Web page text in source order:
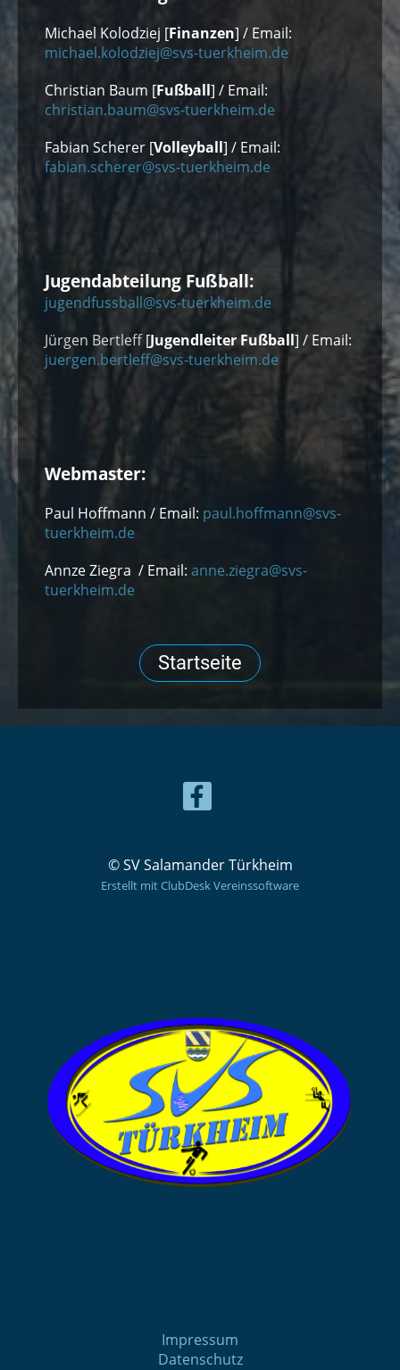
Michael Kolodziej [Finanzen] / Email:
michael.kolodziej@svs-tuerkheim.de
Christian Baum [Fußball] / Email:
christian.baum@svs-tuerkheim.de
Fabian Scherer [Volleyball] / Email:
fabian.scherer@svs-tuerkheim.de
Jugendabteilung Fußball:
jugendfussball@svs-tuerkheim.de
Jürgen Bertleff[Jugendleiter Fußball] / Email:
juergen.bertleff@svs-tuerkheim.de
Webmaster:
Paul Hoffmann / Email: paul.hoffmann@svs-
tuerkheim.de
Annze Ziegra / Email: anne.ziegra@svs-
tuerkheim.de
Startseite
© SV Salamander Türkheim
Erstellt mit ClubDesk Vereinssoftware
Impressum
Datenschutz